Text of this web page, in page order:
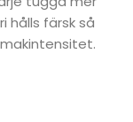
hålls färsk så